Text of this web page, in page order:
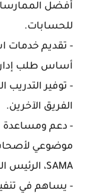
أفضل
للحسابات.
- تقديم خدمات
أساس طلب
- توفير
الفريق الآخرين.
- دعم
SAMA، الرئيس التنفيذي، وكالة المخابرات المركزية، إلخ
- يساهم في